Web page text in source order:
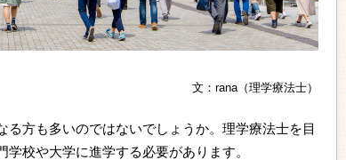
文：rana（理学療法士）
方も多いのではないでしょうか。理学療法士を目
校や大学に進学する必要があります。